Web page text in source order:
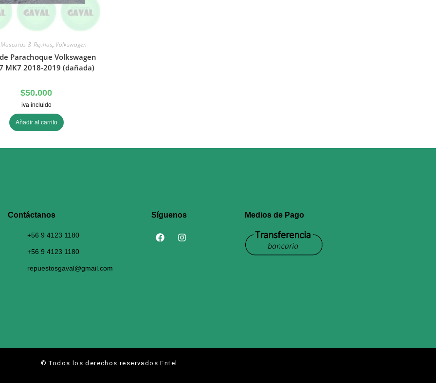
Mascaras & Rejillas, Volkswagen
Parachoque Volkswagen
MK7 2018-2019 (dañada)
$50.000
iva incluido
Añadir al carrito
Contáctanos​
+56 9 4123 1180
+56 9 4123 1180
repuestosgaval@gmail.com
Síguenos Medios de Pago
© Todos los derechos reservados Entel